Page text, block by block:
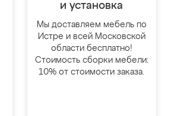
и установка
Мы доставляем мебель по
Истре и всей Московской
области бесплатно!
Стоимость сборки мебели:
10% от стоимости заказа.